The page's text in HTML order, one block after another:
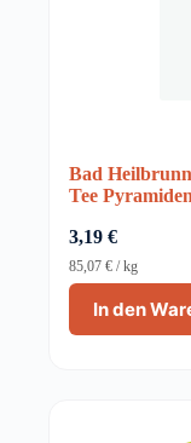
Bad
Tee
3,19 €
In den
85,07 € /kg